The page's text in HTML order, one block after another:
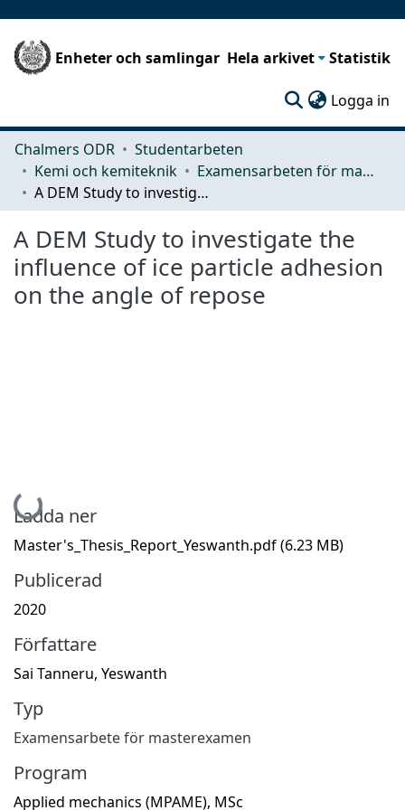
Enheter och samlingar Hela arkivet Statistik
Logga in
Chalmers ODR
Studentarbeten
Kemi och kemiteknik
Examensarbeten för masterexamen
A DEM Study to investigate the influence of ice particle adhesion on the angle of repose
A DEM Study to investigate the
influence of ice particle adhesion
on the angle of repose
Hämtar...
Ladda ner
Master's_Thesis_Report_Yeswanth.pdf(6.23 MB)
Publicerad
2020
Författare
Sai Tanneru, Yeswanth
Typ
Examensarbete för masterexamen
Program
Applied mechanics (MPAME), MSc